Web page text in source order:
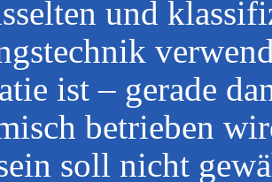
und
ist – gerade
betrieben
soll nicht